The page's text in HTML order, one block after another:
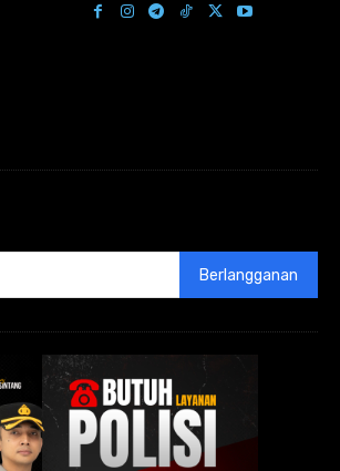
Berlangganan